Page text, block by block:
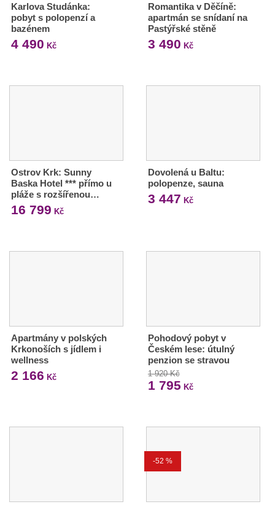
Karlova Studánka:
pobyt s polopenzí a
bazénem
4 490 Kč
Romantika v Děčíně:
apartmán se snídaní na
Pastýřské stěně
3 490 Kč
Ostrov Krk: Sunny
Baska Hotel *** přímo u
pláže s rozšířenou…
16 799 Kč
Dovolená u Baltu:
polopenze, sauna
3 447 Kč
Apartmány v polských
Krkonoších s jídlem i
wellness
2 166 Kč
Pohodový pobyt v
Českém lese: útulný
penzion se stravou
1 920 Kč
1 795 Kč
-52 %